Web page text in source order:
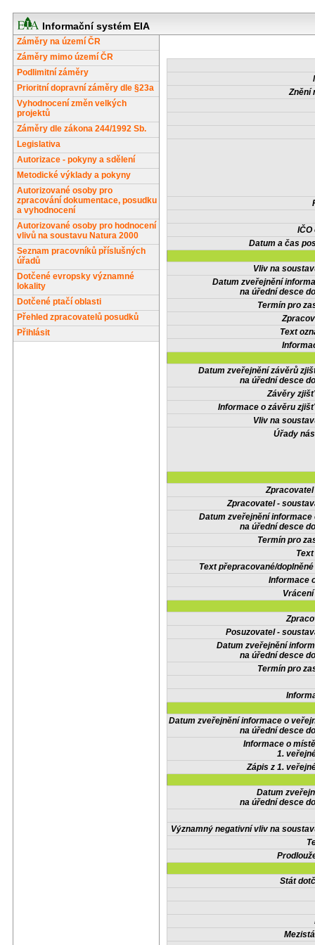
Informační systém EIA
Záměry na území ČR
Záměry mimo území ČR
Podlimitní záměry
Prioritní dopravní záměry dle §23a
Vyhodnocení změn velkých
projektů
Záměry dle zákona 244/1992 Sb.
Legislativa
Autorizace - pokyny a sdělení
Metodické výklady a pokyny
Autorizované osoby pro
zpracování dokumentace, posudku
a vyhodnocení
Autorizované osoby pro hodnocení
vlivů na soustavu Natura 2000
Seznam pracovníků příslušných
úřadů
Dotčené evropsky významné
lokality
Dotčené ptačí oblasti
Přehled zpracovatelů posudků
Přihlásit
Znění
IČO
Datum a čas
Vliv na
Datum zveřejnění
na úřední desce
Termín pro
Text
Datum zveřejnění závěrů
na úřední desce
Závěry
Informace o závěru
Vliv na
Úřady
Zpracovatel -
Datum zveřejnění informace
na úřední desce
Termín pro
Text přepracované/
Informace
Posuzovatel -
Datum zveřejnění
na úřední desce
Termín pro
Datum zveřejnění informace o
na úřední desce
Informace o
1.
Zápis z 1.
Datum
na úřední desce
Významný negativní vliv na
Stát